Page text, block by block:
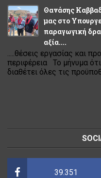
Θανάσης
μας στο
παραγωγική
αξία....
.....θέσεις εργασίας και
περιφέρεια Το μήνυμα
διαθέτει όλες τις
39.351